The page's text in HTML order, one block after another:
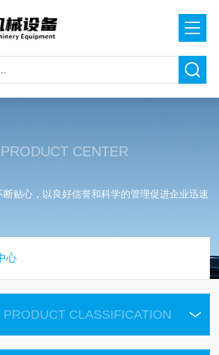
PRODUCT CENTER
贴心，以良好信誉和科学的管理促进企业迅速
心
PRODUCT CLASSIFICATION